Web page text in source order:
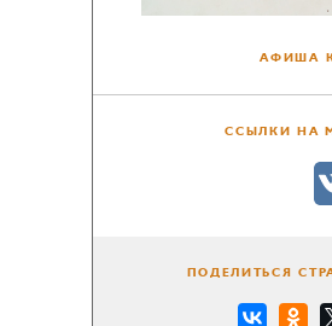
АФИША
ССЫЛКИ НА
ПОДЕЛИТЬСЯ